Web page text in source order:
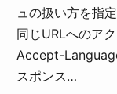
ュの扱い方を指
同じURLへのア
Accept-
スポンス…